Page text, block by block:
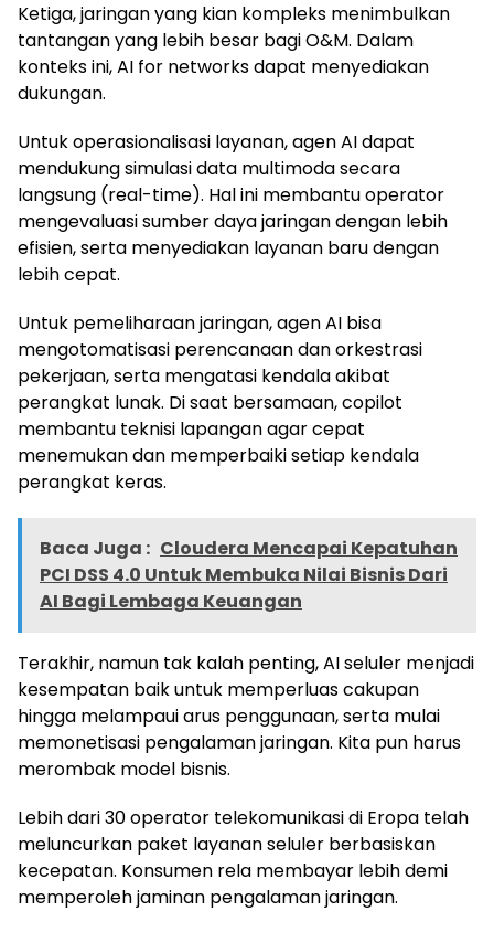
Ketiga, jaringan yang kian kompleks menimbulkan
tantangan yang lebih besar bagi O&M. Dalam
konteks ini, AI for networks dapat menyediakan
dukungan.
Untuk operasionalisasi layanan, agen AI dapat
mendukung simulasi data multimoda secara
langsung (real-time). Hal ini membantu operator
mengevaluasi sumber daya jaringan dengan lebih
efisien, serta menyediakan layanan baru dengan
lebih cepat.
Untuk pemeliharaan jaringan, agen AI bisa
mengotomatisasi perencanaan dan orkestrasi
pekerjaan, serta mengatasi kendala akibat
perangkat lunak. Di saat bersamaan, copilot
membantu teknisi lapangan agar cepat
menemukan dan memperbaiki setiap kendala
perangkat keras.
Baca Juga : Cloudera Mencapai Kepatuhan
PCI DSS 4.0 Untuk Membuka Nilai Bisnis Dari
AI Bagi Lembaga Keuangan
Terakhir, namun tak kalah penting, AI seluler menjadi
kesempatan baik untuk memperluas cakupan
hingga melampaui arus penggunaan, serta mulai
memonetisasi pengalaman jaringan. Kita pun harus
merombak model bisnis.
Lebih dari 30 operator telekomunikasi di Eropa telah
meluncurkan paket layanan seluler berbasiskan
kecepatan. Konsumen rela membayar lebih demi
memperoleh jaminan pengalaman jaringan.